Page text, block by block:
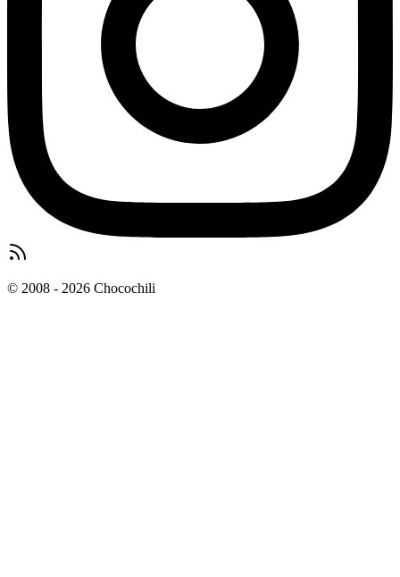
© 2008 - 2026 Chocochili